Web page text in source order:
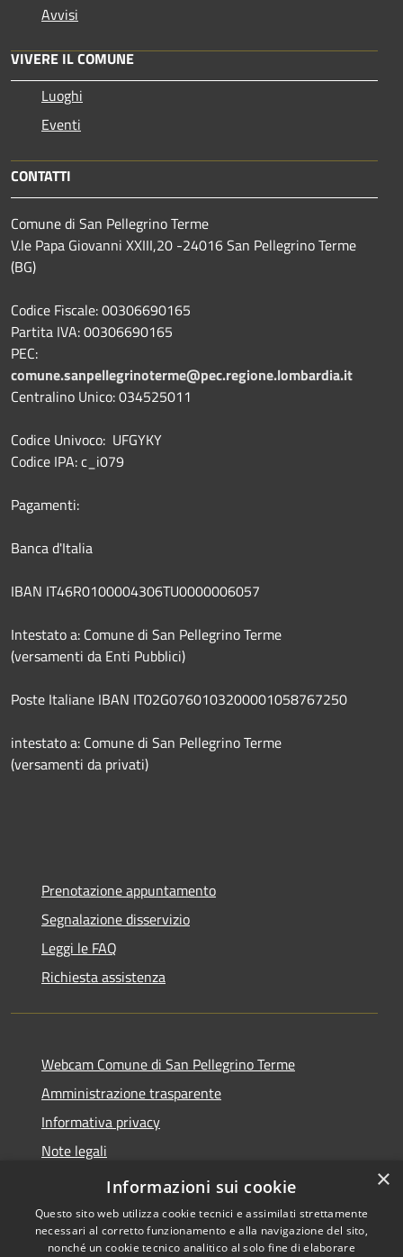
Avvisi
VIVERE IL COMUNE
Luoghi
Eventi
CONTATTI
Comune di San Pellegrino Terme
V.le Papa Giovanni XXIII,20 -24016 San Pellegrino Terme
(BG)
Codice Fiscale: 00306690165
Partita IVA: 00306690165
PEC:
comune.sanpellegrinoterme@pec.regione.lombardia.it
Centralino Unico: 034525011
Codice Univoco: UFGYKY
Codice IPA: c_i079
Pagamenti:
Banca d'Italia
IBAN IT46R0100004306TU0000006057
Intestato a: Comune di San Pellegrino Terme
(versamenti da Enti Pubblici)
Poste Italiane IBAN IT02G0760103200001058767250
intestato a: Comune di San Pellegrino Terme
(versamenti da privati)
Prenotazione appuntamento
Segnalazione disservizio
Leggi le FAQ
Richiesta assistenza
Webcam Comune di San Pellegrino Terme
Amministrazione trasparente
Informativa privacy
Note legali
Dichiarazione di accessibilità
×
Informazioni sui cookie
Questo sito web utilizza cookie tecnici e assimilati strettamente
necessari al corretto funzionamento e alla navigazione del sito,
nonché un cookie tecnico analitico al solo fine di elaborare